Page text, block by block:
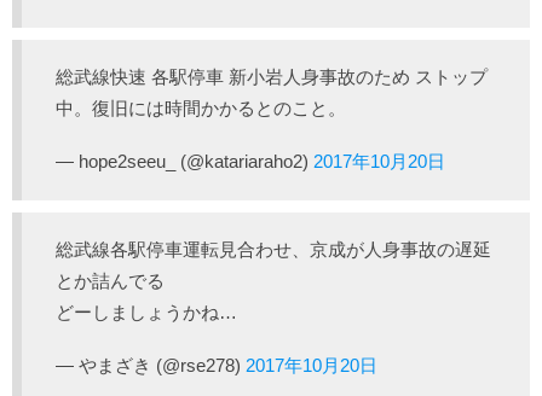
総武線快速 各駅停車 新小岩人身事故のため ストップ
中。復旧には時間かかるとのこと。
— hope2seeu_ (@katariaraho2) 2017年10月20日
総武線各駅停車運転見合わせ、京成が人身事故の遅延
とか詰んでる
どーしましょうかね…
— やまざき (@rse278) 2017年10月20日